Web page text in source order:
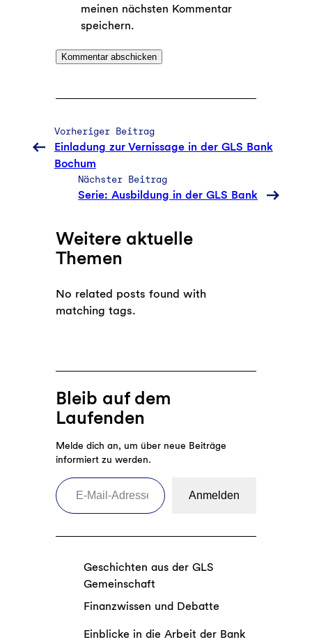
meinen nächsten Kommentar
speichern.
Vorheriger Beitrag
Einladung zur Vernissage in der GLS Bank
Bochum
Nächster Beitrag
Serie: Ausbildung in der GLS Bank
Weitere aktuelle
Themen
No related posts found with
matching tags.
Bleib auf dem
Laufenden
Melde dich an, um über neue Beiträge
informiert zu werden.
E-Mail-Adresse eingeben
Anmelden
Geschichten aus der GLS
Gemeinschaft
Finanzwissen und Debatte
Einblicke in die Arbeit der Bank